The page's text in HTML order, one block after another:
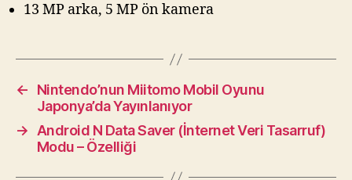
13 MP arka, 5 MP ön kamera
←
Nintendo’nun Miitomo Mobil Oyunu
Japonya’da Yayınlanıyor
→
Android N Data Saver (İnternet Veri Tasarruf)
Modu – Özelliği